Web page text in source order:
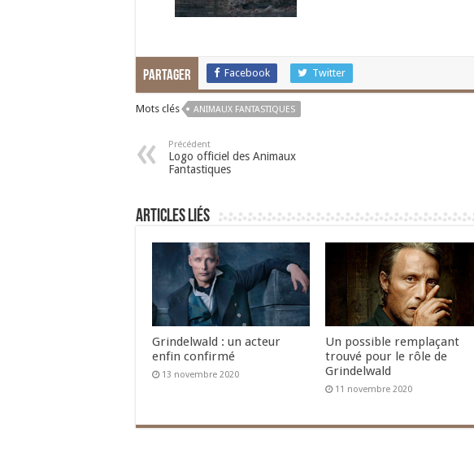
Partager Facebook Twitter
Mots clés ANIMAUX FANTASTIQUES
Précédent
Logo officiel des Animaux
Fantastiques
Articles liés
Grindelwald : un acteur
enfin confirmé
13 novembre 2020
Un possible remplaçant
trouvé pour le rôle de
Grindelwald
11 novembre 2020